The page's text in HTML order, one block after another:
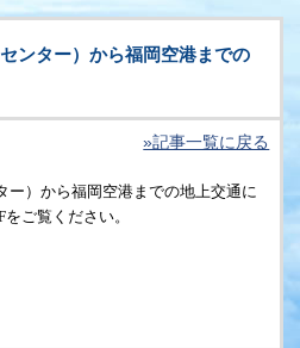
ンター）から福岡空港までの
»記事一覧に戻る
ー）から福岡空港までの地上交通に
ご覧ください。